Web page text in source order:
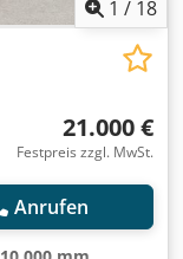
1 / 18
21.000 €
Festpreis zzgl. MwSt.
Anrufen